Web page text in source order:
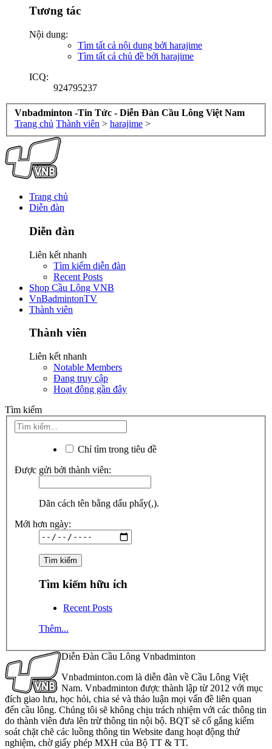
Tương tác
Nội dung:
Tìm tất cả nội dung bởi harajime
Tìm tất cả chủ đề bởi harajime
ICQ:
924795237
Vnbadminton -Tin Tức - Diễn Đàn Cầu Lông Việt Nam
Trang chủ Thành viên > harajime >
Trang chủ
Diễn đàn
Diễn đàn
Liên kết nhanh
Tìm kiếm diễn đàn
Recent Posts
Shop Cầu Lông VNB
VnBadmintonTV
Thành viên
Thành viên
Liên kết nhanh
Notable Members
Đang truy cập
Hoạt động gần đây
Tìm kiếm
Chỉ tìm trong tiêu đề
Được gửi bởi thành viên:
Dãn cách tên bằng dấu phẩy(,).
Mới hơn ngày:
Tìm kiếm hữu ích
Recent Posts
Thêm...
Diễn Đàn Cầu Lông Vnbadminton
Vnbadminton.com là diễn đàn về Cầu Lông Việt
Nam. Vnbadminton được thành lập từ 2012 với mục
đích giao lưu, học hỏi, chia sẻ và thảo luận mọi vấn đề liên quan
đến cầu lông. Chúng tôi sẽ không chịu trách nhiệm với các thông tin
do thành viên đưa lên trừ thông tin nội bộ. BQT sẽ cố gắng kiểm
soát chặt chẽ các luồng thông tin Website đang hoạt động thử
nghiệm, chờ giấy phép MXH của Bộ TT & TT.